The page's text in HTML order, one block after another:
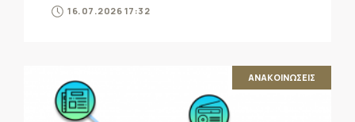
16.07.2026 17:32
ΑΝΑΚΟΙΝΩΣΕΙΣ